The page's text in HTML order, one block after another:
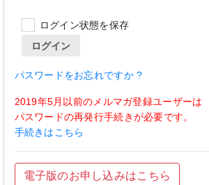
ログイン状態を保存
ログイン
パスワードをお忘れですか ?
2019年5月以前のメルマガ登録ユーザーは
パスワードの再発行手続きが必要です。
手続きはこちら
電子版のお申し込みはこちら